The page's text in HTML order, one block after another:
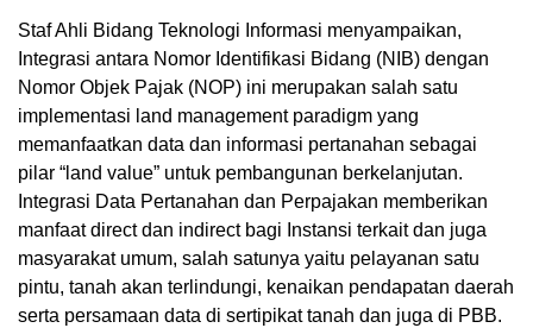
Staf Ahli Bidang Teknologi Informasi menyampaikan,
Integrasi antara Nomor Identifikasi Bidang (NIB) dengan
Nomor Objek Pajak (NOP) ini merupakan salah satu
implementasi land management paradigm yang
memanfaatkan data dan informasi pertanahan sebagai
pilar “land value” untuk pembangunan berkelanjutan.
Integrasi Data Pertanahan dan Perpajakan memberikan
manfaat direct dan indirect bagi Instansi terkait dan juga
masyarakat umum, salah satunya yaitu pelayanan satu
pintu, tanah akan terlindungi, kenaikan pendapatan daerah
serta persamaan data di sertipikat tanah dan juga di PBB.